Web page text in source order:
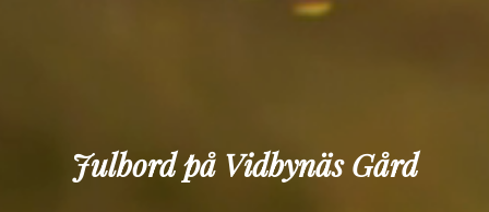
Julbord på Vidbynäs Gård